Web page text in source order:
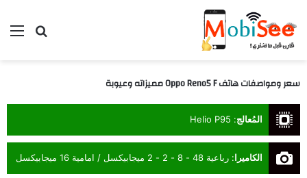
بحث
سعر ومواصفات هاتف Oppo Reno5 F مميزاته وعيوبة
المُعالج:
Helio P95
الكاميرا: رباعية 48 - 8 - 2 - 2 ميجابيكسل / امامية 16 ميجابيكسل